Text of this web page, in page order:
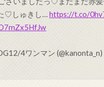
♡しゅきし…https://t.co/
4ワンマン (@kanonta_n)